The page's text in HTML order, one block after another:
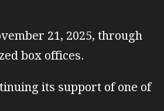
21, 2025, through
box offices.
its support of one of